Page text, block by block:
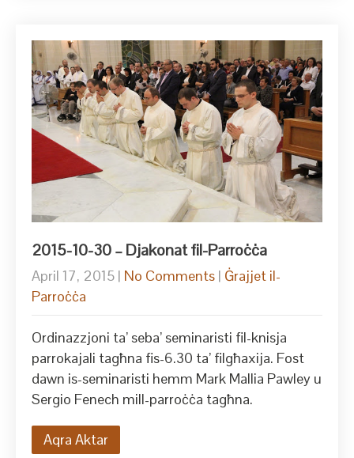
2015-10-30 – Djakonat fil-Parroċċa
April 17, 2015 | No Comments | Ġrajjet il-
Parroċċa
Ordinazzjoni ta’ seba’ seminaristi fil-knisja
parrokajali tagħna fis-6.30 ta’ filgħaxija. Fost
dawn is-seminaristi hemm Mark Mallia Pawley u
Sergio Fenech mill-parroċċa tagħna.
Aqra Aktar